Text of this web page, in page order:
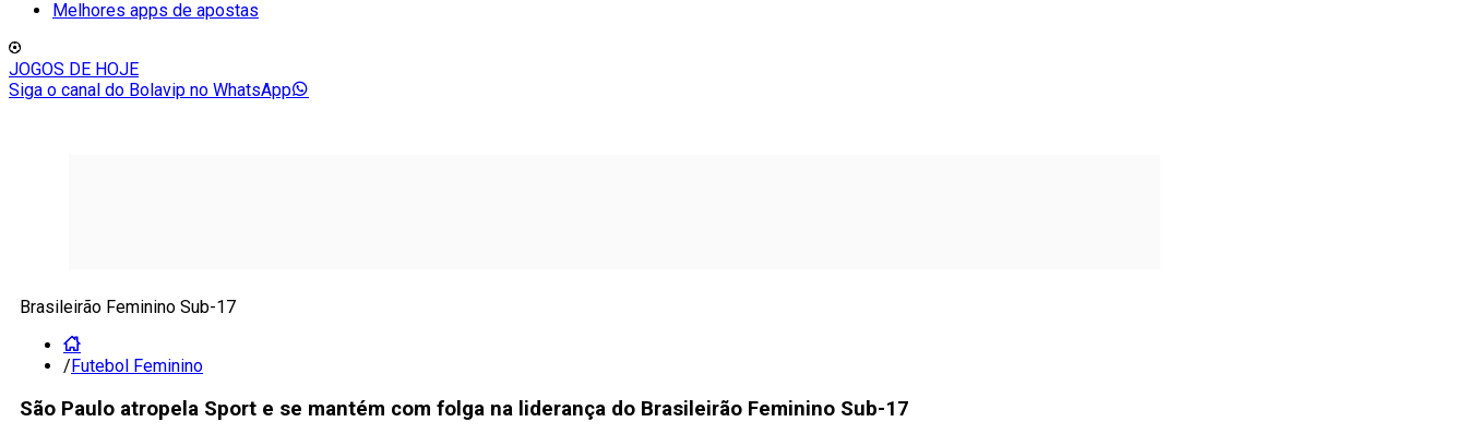
Melhores apps de apostas
JOGOS DE HOJE
Siga o canal do Bolavip no WhatsApp
Brasileirão Feminino Sub-17
/Futebol Feminino
São Paulo atropela Sport e se mantém com folga na liderança do Brasileirão Feminino Sub-17